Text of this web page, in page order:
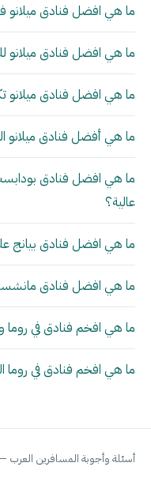
ما هي افضل فنادق ميلانو
ما هي افضل فنادق ميلانو
ما هي افضل فنادق ميلانو
ما هي أفضل فنادق ميلانو
ما هي افضل فنادق
عالية؟
ما هي افضل فنادق بيانج
ما هي افضل فنادق
ما هي افخم فنادق في روما
ما هي افخم فنادق في
أسئلة وأجوبة المسافرين العرب